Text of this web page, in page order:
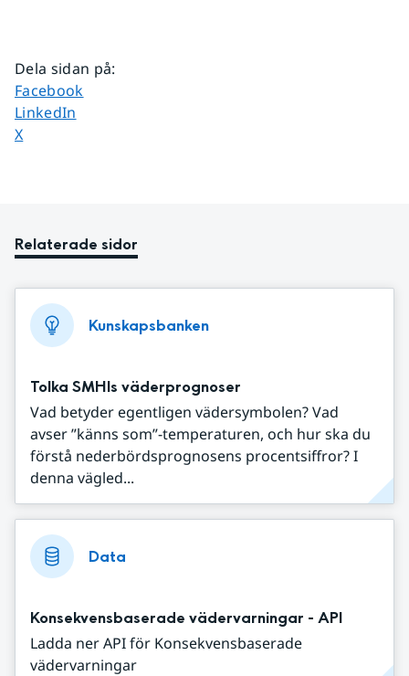
Dela sidan på:
Dela sidan på
Facebook
Dela sidan på
LinkedIn
Dela sidan på
X
Relaterade sidor
Kunskapsbanken
Tolka SMHIs väderprognoser
Vad betyder egentligen vädersymbolen? Vad
avser ”känns som”-temperaturen, och hur ska du
förstå nederbördsprognosens procentsiffror? I
denna vägled...
Data
Konsekvensbaserade vädervarningar - API
Ladda ner API för Konsekvensbaserade
vädervarningar